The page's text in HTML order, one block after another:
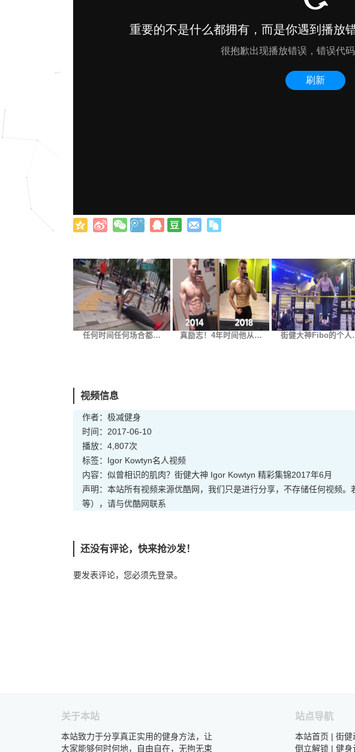
任何时间任何场合都… 真励志！4年时间他从… 街健大神Fibo的个
视频信息
作者：极减健身
时间：2017-06-10
播放：4,807次
标签： Igor Kowtyn名人视频
内容：似曾相识的肌肉？街健大神 Igor Kowtyn 精彩集锦2017年6月
声明：本站所有视频来源优酷网，我们只是进行分享，不存储任何视频
等），请与优酷网联系
还没有评论，快来抢沙发！
要发表评论，您必须先登录。
关于本站
本站致力于分享真正实用的健身方法，让
大家能够何时何地，自由自在，无拘无束
站点导航
本站首页 | 街健
倒立解锁 | 健身